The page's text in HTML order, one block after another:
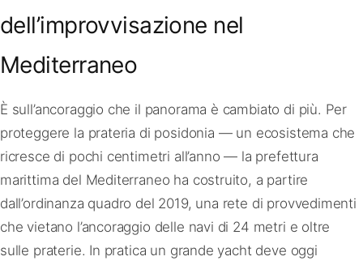
dell’improvvisazione nel
Mediterraneo
È sull’ancoraggio che il panorama è cambiato di più. Per
proteggere la prateria di posidonia — un ecosistema che
ricresce di pochi centimetri all’anno — la prefettura
marittima del Mediterraneo ha costruito, a partire
dall’ordinanza quadro del 2019, una rete di provvedimenti
che vietano l’ancoraggio delle navi di 24 metri e oltre
sulle praterie. In pratica un grande yacht deve oggi